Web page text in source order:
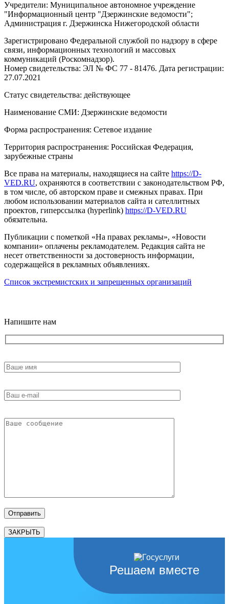
Учредители: Муниципальное автономное учреждение
"Информационный центр "Дзержинские ведомости";
Администрация г. Дзержинска Нижегородской области
Зарегистрировано Федеральной службой по надзору в сфере
связи, информационных технологий и массовых
коммуникаций (Роскомнадзор).
Номер свидетельства: ЭЛ № ФС 77 - 81476. Дата регистрации:
27.07.2021
Статус свидетельства: действующее
Наименование СМИ: Дзержинские ведомости
Форма распространения: Сетевое издание
Территория распространения: Российская Федерация,
зарубежные страны
Все права на материалы, находящиеся на сайте https://D-
VED.RU, охраняются в соответствии с законодательством РФ,
в том числе, об авторском праве и смежных правах. При
любом использовании материалов сайта и сателлитных
проектов, гиперссылка (hyperlink) https://D-VED.RU
обязательна.
Публикации с пометкой «На правах рекламы», «Новости
компании» оплачены рекламодателем. Редакция сайта не
несет ответственности за достоверность информации,
содержащейся в рекламных объявлениях.
Список экстремистских и запрещенных организаций
Напишите нам
ЗАКРЫТЬ
Решаем вместе